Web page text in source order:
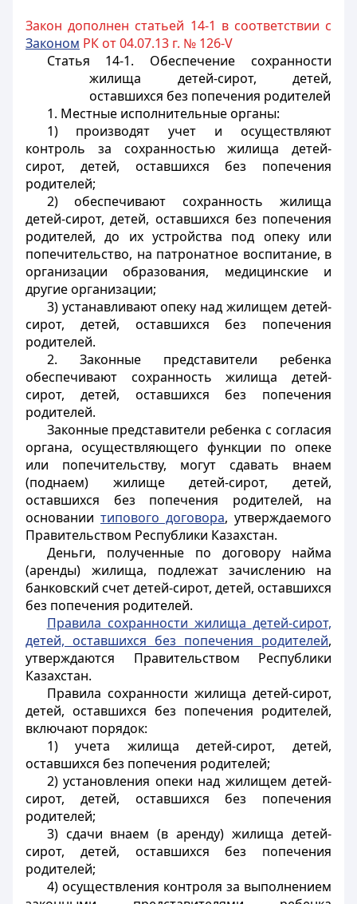
Закон дополнен статьей 14-1 в соответствии с
Законом РК от 04.07.13 г. № 126-V
Статья 14-1. Обеспечение сохранности
жилища детей-сирот, детей,
оставшихся без попечения родителей
1. Местные исполнительные органы:
1) производят учет и осуществляют
контроль за сохранностью жилища детей-
сирот, детей, оставшихся без попечения
родителей;
2) обеспечивают сохранность жилища
детей-сирот, детей, оставшихся без попечения
родителей, до их устройства под опеку или
попечительство, на патронатное воспитание, в
организации образования, медицинские и
другие организации;
3) устанавливают опеку над жилищем детей-
сирот, детей, оставшихся без попечения
родителей.
2. Законные представители ребенка
обеспечивают сохранность жилища детей-
сирот, детей, оставшихся без попечения
родителей.
Законные представители ребенка с согласия
органа, осуществляющего функции по опеке
или попечительству, могут сдавать внаем
(поднаем) жилище детей-сирот, детей,
оставшихся без попечения родителей, на
основании типового договора, утверждаемого
Правительством Республики Казахстан.
Деньги, полученные по договору найма
(аренды) жилища, подлежат зачислению на
банковский счет детей-сирот, детей, оставшихся
без попечения родителей.
Правила сохранности жилища детей-сирот,
детей, оставшихся без попечения родителей,
утверждаются Правительством Республики
Казахстан.
Правила сохранности жилища детей-сирот,
детей, оставшихся без попечения родителей,
включают порядок:
1) учета жилища детей-сирот, детей,
оставшихся без попечения родителей;
2) установления опеки над жилищем детей-
сирот, детей, оставшихся без попечения
родителей;
3) сдачи внаем (в аренду) жилища детей-
сирот, детей, оставшихся без попечения
родителей;
4) осуществления контроля за выполнением